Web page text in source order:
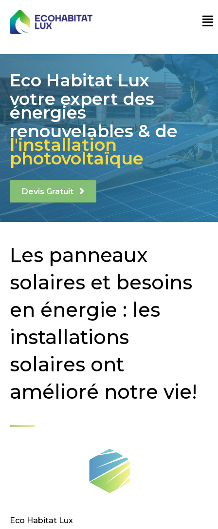
Eco Habitat Lux
votre expert des
énergies
renouvelables & de
l'installation
photovoltaïque
Devis Gratuit
Les panneaux
solaires et besoins
en énergie : les
installations
solaires ont
amélioré notre vie!
Eco Habitat Lux